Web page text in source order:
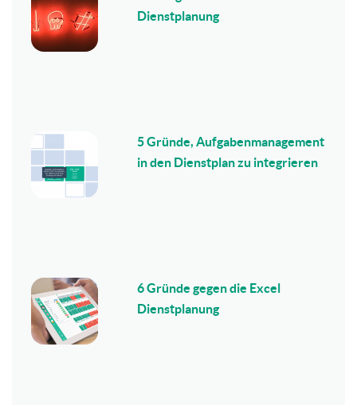
Dienstplanung
5 Gründe, Aufgabenmanagement
in den Dienstplan zu integrieren
6 Gründe gegen die Excel
Dienstplanung